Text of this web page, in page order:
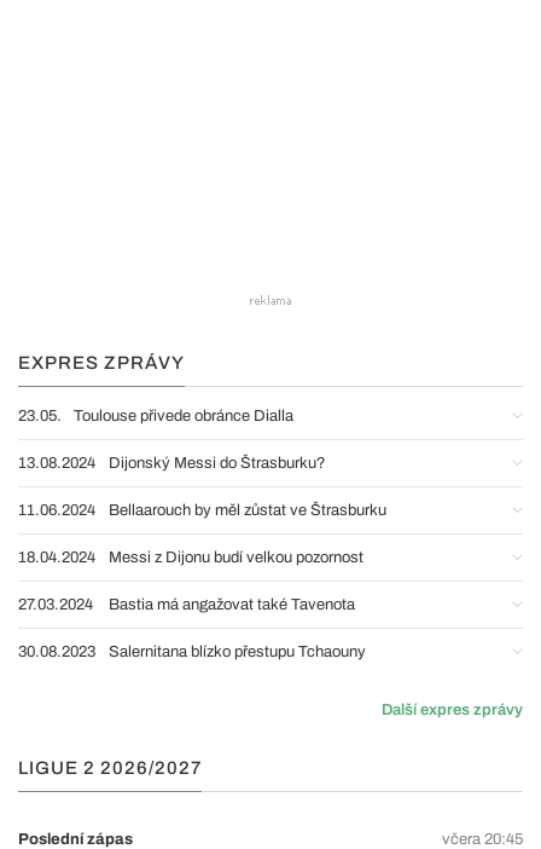
EXPRES ZPRÁVY
23.05. Toulouse přivede obránce Dialla
13.08.2024 Dijonský Messi do Štrasburku?
11.06.2024 Bellaarouch by měl zůstat ve Štrasburku
18.04.2024 Messi z Dijonu budí velkou pozornost
27.03.2024 Bastia má angažovat také Tavenota
30.08.2023 Salernitana blízko přestupu Tchaouny
Další expres zprávy
LIGUE 2 2026/2027
Poslední zápas
včera 20:45